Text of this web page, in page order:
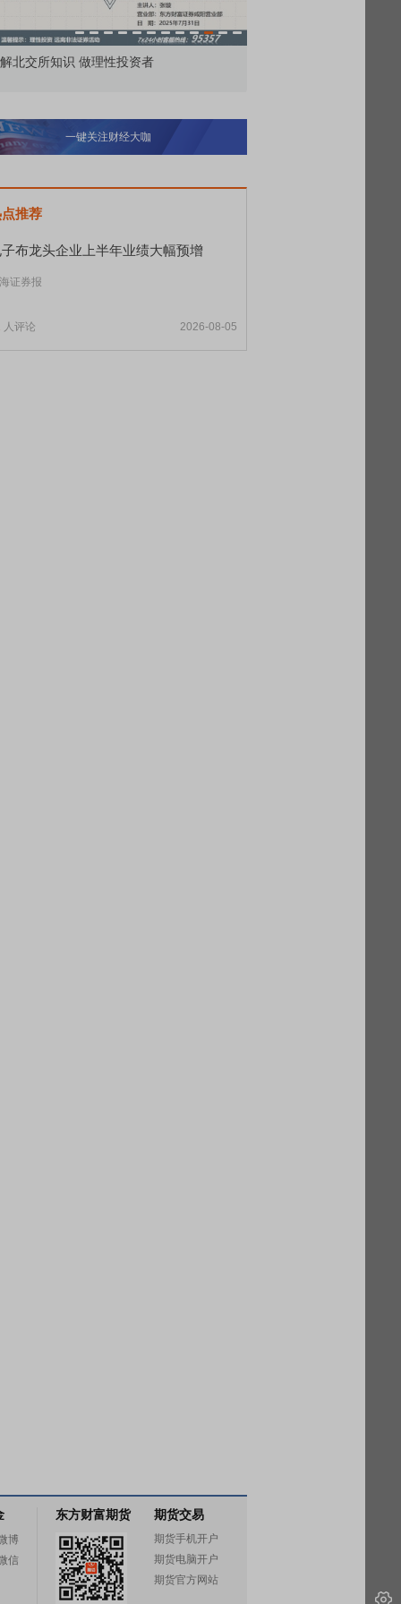
北交所知识 做理性投资者
一键关注财经大咖
推荐
布龙头企业上半年业绩大幅预增
证券报
人评论 2026-08-05
博
信
东方财富期货 期货交易
期货手机开户
期货电脑开户
期货官方网站